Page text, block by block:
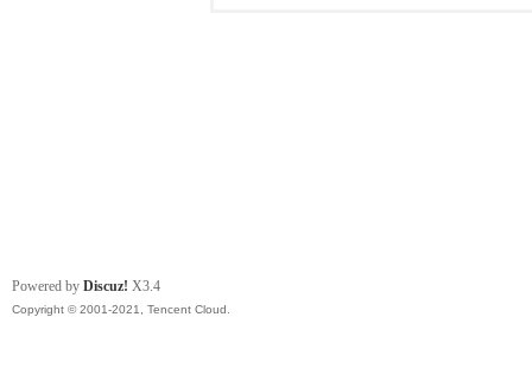
Powered by Discuz! X3.4
Copyright © 2001-2021, Tencent Cloud.